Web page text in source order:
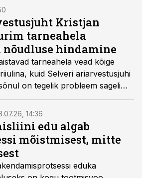
ebaefektiivsust mitte ainult turg
sees liiguvad ost, müük ja
Kristjan
tarneahela
hindamine
tarneahela vead kõige
kuid Selveri äriarvestusjuhi
on tegelik probleem sageli
hinnangul on kõige keerulisem
mida mõjutavad korraga vigased
kampaaniad ja kiiresti
14:36
edu algab
mõistmisest, mitte
eduka